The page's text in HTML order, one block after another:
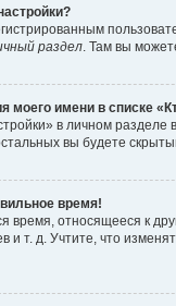
раздел . Там вы
моего имени в списке
в личном разделе
вы будете
время!
время, относящееся к
и т. д. Учтите, что